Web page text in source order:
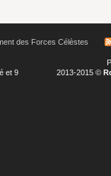
des Forces Célèstes
et 9
2013-2015 ©